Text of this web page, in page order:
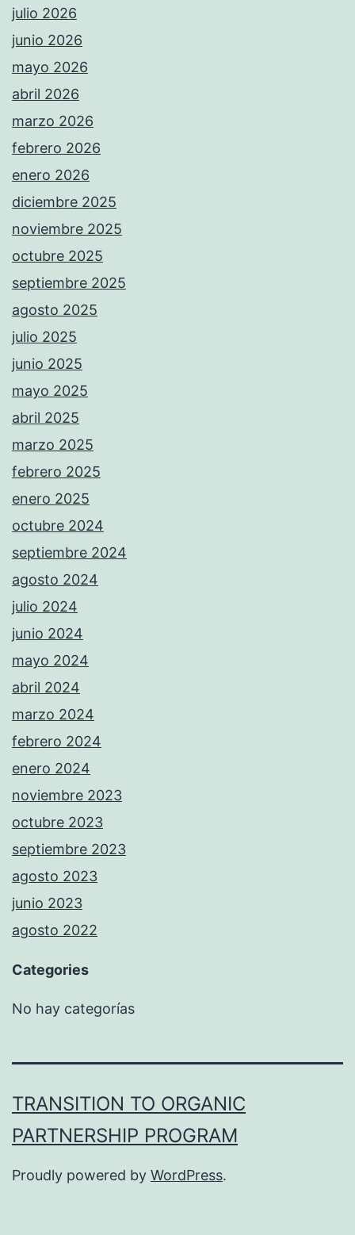
julio 2026
junio 2026
mayo 2026
abril 2026
marzo 2026
febrero 2026
enero 2026
diciembre 2025
noviembre 2025
octubre 2025
septiembre 2025
agosto 2025
julio 2025
junio 2025
mayo 2025
abril 2025
marzo 2025
febrero 2025
enero 2025
octubre 2024
septiembre 2024
agosto 2024
julio 2024
junio 2024
mayo 2024
abril 2024
marzo 2024
febrero 2024
enero 2024
noviembre 2023
octubre 2023
septiembre 2023
agosto 2023
junio 2023
agosto 2022
Categories
No hay categorías
TRANSITION TO ORGANIC
PARTNERSHIP PROGRAM
Proudly powered by WordPress.